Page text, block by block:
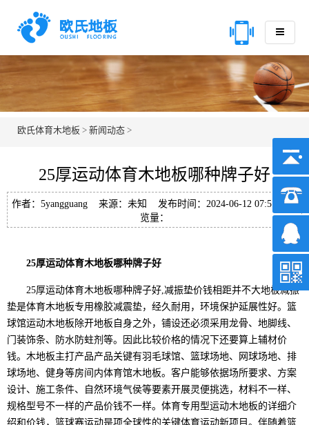
欧氏体育木地板 > 新闻动态 >
25厚运动体育木地板哪种牌子好
作者：5yangguang 来源：未知 发布时间：2024-06-12 07:51 浏
览量：
25厚运动体育木地板哪种牌子好
25厚运动体育木地板哪种牌子好,减振垫价钱相距并不大地板减振
垫是体育木地板专用橡胶减震垫，经久耐用，环境保护延展性好。篮
球馆运动木地板除开地板自身之外，铺设还必须采用龙骨、地脚线、
门装饰条、防水防蛀剂等。因此比较价格的情况下还要算上辅材价
钱。木地板主打产品产品关键有羽毛球馆、篮球场地、网球场地、排
球场地、健身等房间内体育馆木地板。客户能够依据场所要求、方案
设计、施工条件、自然环境气侯等要素开展灵便挑选，材料不一样、
规格型号不一样的产品价钱不一样。体育专用型运动木地板的详细介
绍和价钱，篮球赛运动是项全球性的关键体育运动新项目。伴随着篮